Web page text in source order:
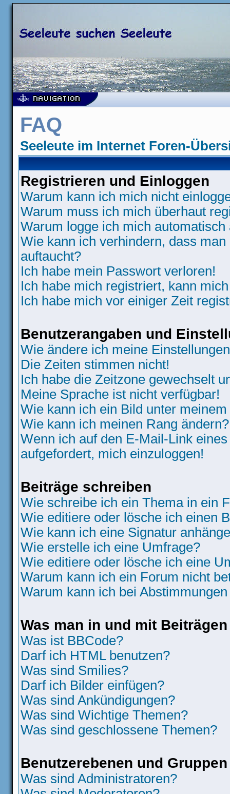
FAQ
Seeleute im Internet Foren-
Registrieren und Einloggen
Warum kann ich mich nicht
Warum muss ich mich überhaut
Warum logge ich mich automatisch
Wie kann ich verhindern, dass
auftaucht?
Ich habe mein Passwort verloren!
Ich habe mich registriert, kann
Ich habe mich vor einiger Zeit
Benutzerangaben und
Wie ändere ich meine
Die Zeiten stimmen nicht!
Ich habe die Zeitzone gewechselt
Meine Sprache ist nicht verfügbar!
Wie kann ich ein Bild unter
Wie kann ich meinen Rang ändern?
Wenn ich auf den E-Mail-Link
aufgefordert, mich einzuloggen!
Beiträge schreiben
Wie schreibe ich ein Thema in ein
Wie editiere oder lösche ich einen
Wie kann ich eine Signatur
Wie erstelle ich eine Umfrage?
Wie editiere oder lösche ich eine
Warum kann ich ein Forum nicht
Warum kann ich bei
Was man in und mit
Was ist BBCode?
Darf ich HTML benutzen?
Was sind Smilies?
Darf ich Bilder einfügen?
Was sind Ankündigungen?
Was sind Wichtige Themen?
Was sind geschlossene Themen?
Benutzerebenen und Gruppen
Was sind Administratoren?